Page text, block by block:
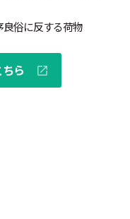
俗に反する荷物
ら